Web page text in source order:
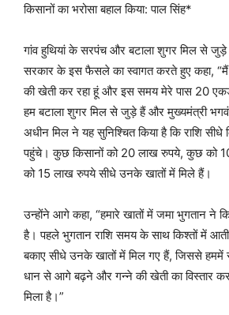
किसानों का भरोसा बहाल किया: पाल सिंह*
गांव हुथियां के सरपंच और बटाला शुगर मिल से जुड़े
सरकार के इस फैसले का स्वागत करते हुए कहा,
की खेती कर रहा हूं और इस समय मेरे पास 20
हम बटाला शुगर मिल से जुड़े हैं और मुख्यमंत्री
अधीन मिल ने यह सुनिश्चित किया है कि राशि सीधे
पहुंचे। कुछ किसानों को 20 लाख रुपये, कुछ को
को 15 लाख रुपये सीधे उनके खातों में मिले हैं।
उन्होंने आगे कहा, “हमारे खातों में जमा भुगतान ने
है। पहले भुगतान राशि समय के साथ किश्तों में
बकाए सीधे उनके खातों में मिल गए हैं, जिससे
धान से आगे बढ़ने और गन्ने की खेती का विस्तार
मिला है।”